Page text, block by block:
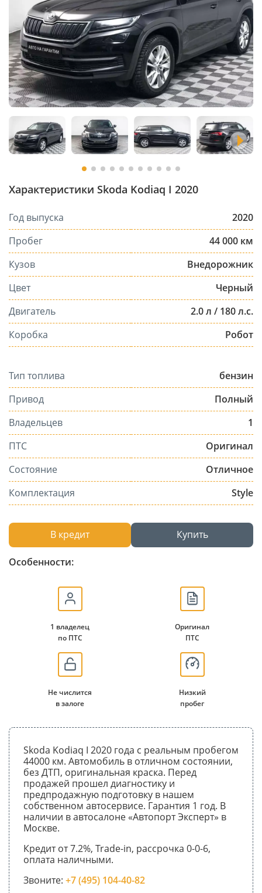
Характеристики Skoda Kodiaq I 2020
Год выпуска
2020
Пробег
44 000 км
Кузов
Внедорожник
Цвет
Черный
Двигатель
2.0 л / 180 л.с.
Коробка
Робот
Тип топлива
бензин
Привод
Полный
Владельцев
1
ПТС
Оригинал
Состояние
Отличное
Комплектация
Style
В кредит Купить
Особенности:
1 владелец
по ПТС
Оригинал
ПТС
Не числится
в залоге
Низкий
пробег
Skoda Kodiaq I 2020 года с реальным пробегом
44000 км. Автомобиль в отличном состоянии,
без ДТП, оригинальная краска. Перед
продажей прошел диагностику и
предпродажную подготовку в нашем
собственном автосервисе. Гарантия 1 год. В
наличии в автосалоне «Автопорт Эксперт» в
Москве.
Кредит от 7.2%, Trade-in, рассрочка 0-0-6,
оплата наличными.
Звоните: +7 (495) 104-40-82